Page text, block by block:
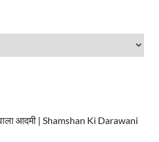
आदमी | Shamshan Ki Darawani